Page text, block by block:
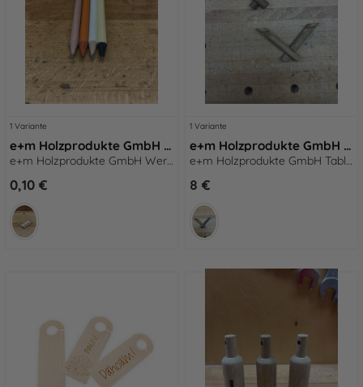
1 Variante
e+m Holzprodukte GmbH Werksverkauf XS Bleistift natur
e+m Holzprodukte GmbH Werksverkauf XS Bleistift natur
0,10 €
1 Variante
e+m Holzprodukte GmbH Tablet-Halter X-Pad
e+m Holzprodukte GmbH Tablet-Halter X-Pad
8 €